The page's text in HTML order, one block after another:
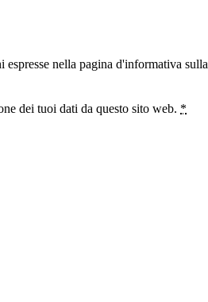
nella pagina d'informativa sulla
dei tuoi dati da questo sito web. *